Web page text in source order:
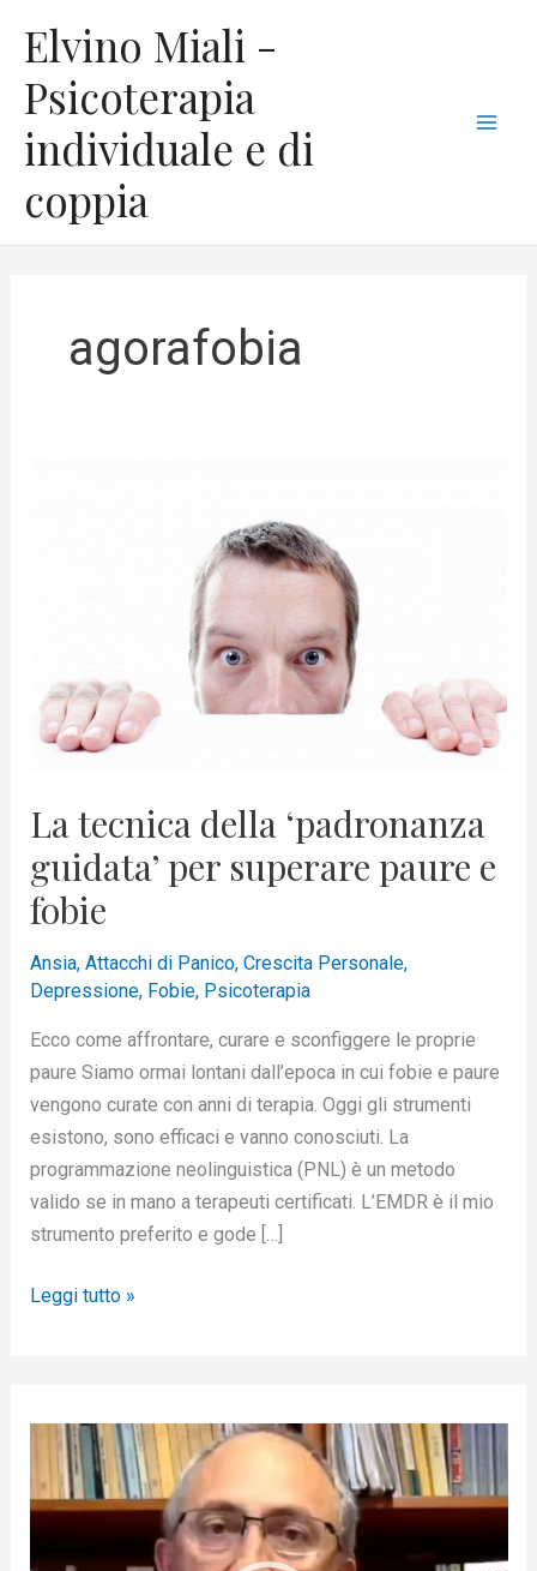
contenuto
Elvino Miali -
Psicoterapia
individuale e di
coppia
agorafobia
La tecnica della ‘padronanza
guidata’ per superare paure e
fobie
Ansia, Attacchi di Panico, Crescita Personale,
Depressione, Fobie, Psicoterapia
Ecco come affrontare, curare e sconfiggere le proprie
paure Siamo ormai lontani dall’epoca in cui fobie e paure
vengono curate con anni di terapia. Oggi gli strumenti
esistono, sono efficaci e vanno conosciuti. La
programmazione neolinguistica (PNL) è un metodo
valido se in mano a terapeuti certificati. L’EMDR è il mio
strumento preferito e gode […]
paure
Leggi tutto »
d
a
t
e
g
o
r